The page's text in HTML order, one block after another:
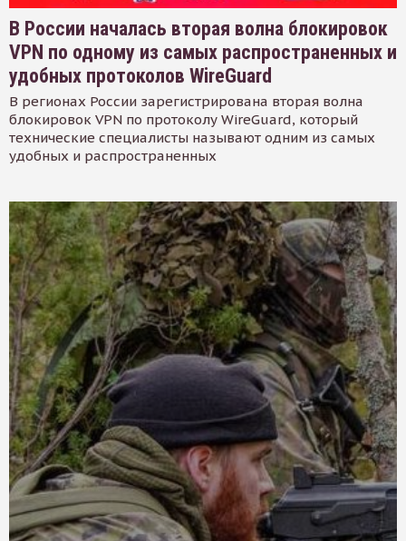
В России началась вторая волна блокировок
VPN по одному из самых распространенных и
удобных протоколов WireGuard
В регионах России зарегистрирована вторая волна
блокировок VPN по протоколу WireGuard, который
технические специалисты называют одним из самых
удобных и распространенных